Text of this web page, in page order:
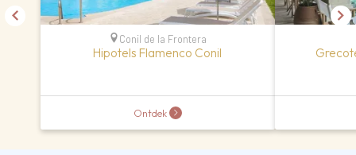
Conil de la Frontera
Hipotels Flamenco Conil
Ontdek